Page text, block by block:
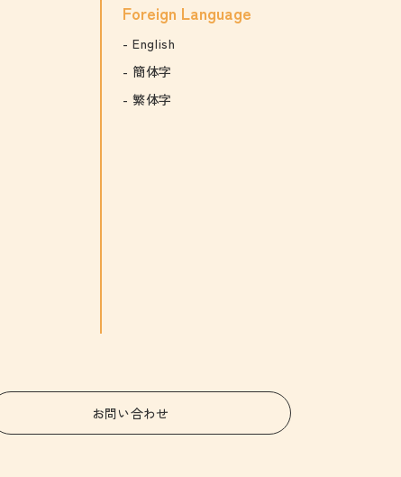
Foreign Language
English
簡体字
繁体字
お問い合わせ